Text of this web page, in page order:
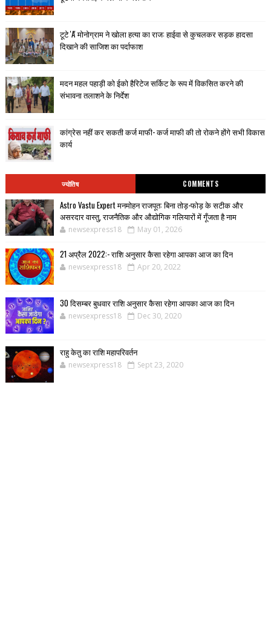
टूटे 'A' मोनोग्राम ने खोला हत्या का राज: हाईवा से कुचलकर सड़क हादसा
दिखाने की साजिश का पर्दाफाश
मदन महल पहाड़ी को ईको हैरिटेज सर्किट के रूप में विकसित करने की
संभावना तलाशने के निर्देश
कांग्रेस नहीं कर सकती कर्ज माफी- कर्ज माफी की तो रोकने होंगे सभी विकास
कार्य
ज्योतिष COMMENTS
Astro Vastu Expert मनमोहन राजपूत: बिना तोड़-फोड़ के सटीक और
असरदार वास्तु, राजनैतिक और औद्योगिक गलियारों में गूँजता है नाम
newsexpress18 May 01, 2026
21 अप्रैल 2022:- राशि अनुसार कैसा रहेगा आपका आज का दिन
newsexpress18 Apr 20, 2022
30 दिसम्बर बुधवार राशि अनुसार कैसा रहेगा आपका आज का दिन
newsexpress18 Dec 30, 2020
राहु केतु का राशि महापरिवर्तन
newsexpress18 Sept 23, 2020